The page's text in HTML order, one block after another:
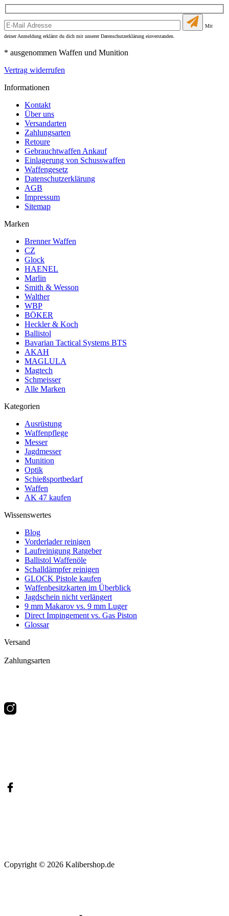
Mit
deiner Anmeldung erklärst du dich mit unserer Datenschutzerklärung einverstanden.
* ausgenommen Waffen und Munition
Vertrag widerrufen
Informationen
Kontakt
Über uns
Versandarten
Zahlungsarten
Retoure
Gebrauchtwaffen Ankauf
Einlagerung von Schusswaffen
Waffengesetz
Datenschutzerklärung
AGB
Impressum
Sitemap
Marken
Brenner Waffen
CZ
Glock
HAENEL
Marlin
Smith & Wesson
Walther
WBP
BÖKER
Heckler & Koch
Ballistol
Bavarian Tactical Systems BTS
AKAH
MAGLULA
Magtech
Schmeisser
Alle Marken
Kategorien
Ausrüstung
Waffenpflege
Messer
Jagdmesser
Munition
Optik
Schießsportbedarf
Waffen
AK 47 kaufen
Wissenswertes
Blog
Vorderlader reinigen
Laufreinigung Ratgeber
Ballistol Waffenöle
Schalldämpfer reinigen
GLOCK Pistole kaufen
Waffenbesitzkarten im Überblick
Jagdschein nicht verlängert
9 mm Makarov vs. 9 mm Luger
Direct Impingement vs. Gas Piston
Glossar
Versand
Zahlungsarten
Copyright © 2026 Kalibershop.de